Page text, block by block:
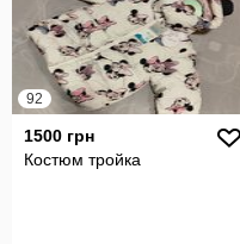
92
1500 грн
Костюм тройка